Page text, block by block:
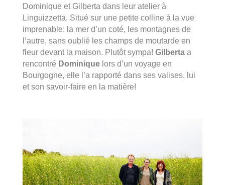
Dominique et Gilberta dans leur atelier à
Linguizzetta. Situé sur une petite colline à la vue
imprenable: la mer d’un coté, les montagnes de
l’autre, sans oublié les champs de moutarde en
fleur devant la maison. Plutôt sympa! Gilbertaa
rencontré Dominiquelors d’un voyage en
Bourgogne, elle l’a rapporté dans ses valises, lui
et son savoir-faire en la matière!